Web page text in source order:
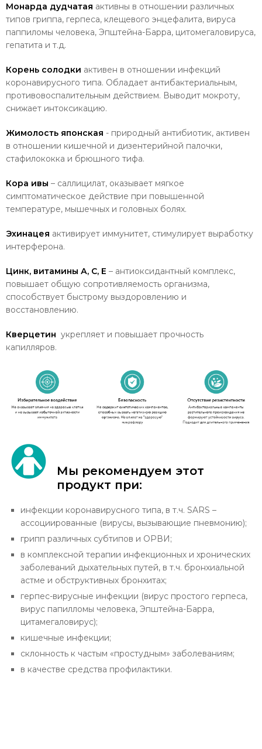
Монарда дудчатая активны в отношении различных
типов гриппа, герпеса, клещевого энцефалита, вируса
паппиломы человека, Эпштейна-Барра, цитомегаловируса,
гепатита и т.д.
Корень солодки активен в отношении инфекций
коронавирусного типа. Обладает антибактериальным,
противовоспалительным действием. Выводит мокроту,
снижает интоксикацию.
Жимолость японская - природный антибиотик, активен
в отношении кишечной и дизентерийной палочки,
стафилококка и брюшного тифа.
Кора ивы – саллицилат, оказывает мягкое
симптоматическое действие при повышенной
температуре, мышечных и головных болях.
Эхинацея активирует иммунитет, стимулирует выработку
интерферона.
Цинк, витамины А, С, E – антиоксидантный комплекс,
повышает общую сопротивляемость организма,
способствует быстрому выздоровлению и
восстановлению.
Кверцетин укрепляет и повышает прочность
капилляров.
Мы рекомендуем этот
продукт при:
инфекции коронавирусного типа, в т.ч. SARS –
ассоциированные (вирусы, вызывающие пневмонию);
грипп различных субтипов и ОРВИ;
в комплексной терапии инфекционных и хронических
заболеваний дыхательных путей, в т.ч. бронхиальной
астме и обструктивных бронхитах;
герпес-вирусные инфекции (вирус простого герпеса,
вирус папилломы человека, Эпштейна-Барра,
цитамегаловирус);
кишечные инфекции;
склонность к частым «простудным» заболеваниям;
в качестве средства профилактики.